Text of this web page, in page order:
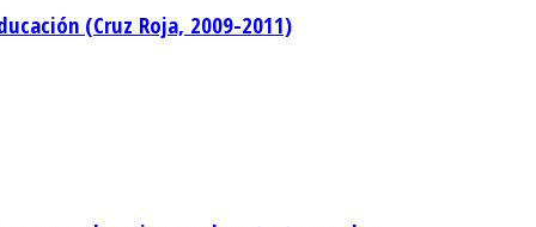
(Cruz Roja, 2009-2011)